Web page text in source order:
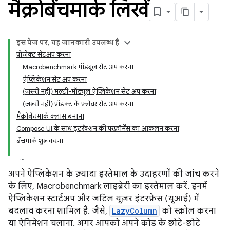
मैक्रोबेंचमार्क लिखें
इस पेज पर, यह जानकारी उपलब्ध है
प्रोजेक्ट सेटअप करना
Macrobenchmark मॉड्यूल सेट अप करना
ऐप्लिकेशन सेट अप करना
(ज़रूरी नहीं) मल्टी-मॉड्यूल ऐप्लिकेशन सेट अप करना
(ज़रूरी नहीं) प्रॉडक्ट के फ़्लेवर सेट अप करना
मैक्रोबेंचमार्क क्लास बनाना
Compose UI के साथ इंटरैक्शन की परफ़ॉर्मेंस का आकलन करना
बेंचमार्क शुरू करना
अपने ऐप्लिकेशन के ज़्यादा इस्तेमाल के उदाहरणों की जांच करने
के लिए, Macrobenchmark लाइब्रेरी का इस्तेमाल करें. इनमें
ऐप्लिकेशन स्टार्टअप और जटिल यूज़र इंटरफ़ेस (यूआई) में
बदलाव करना शामिल है. जैसे, LazyColumn को स्क्रोल करना
या ऐनिमेशन चलाना. अगर आपको अपने कोड के छोटे-छोटे